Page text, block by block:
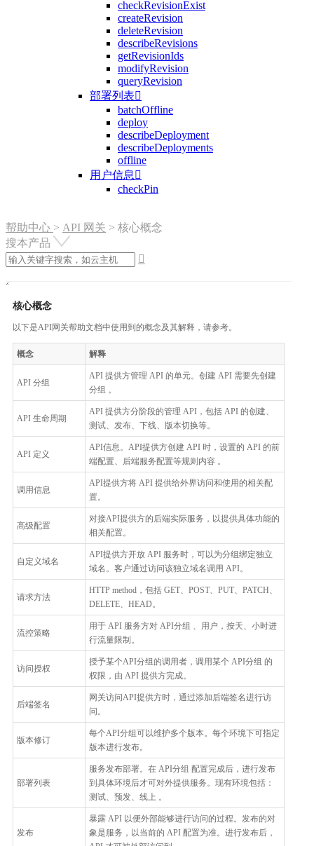
checkRevisionExist
createRevision
deleteRevision
describeRevisions
getRevisionIds
modifyRevision
queryRevision
部署列表
batchOffline
deploy
describeDeployment
describeDeployments
offline
用户信息 
checkPin
帮助中心 > API 网关 > 核心概念
搜本产品

核心概念
以下是API网关帮助文档中使用到的概念及其解释，请参考。
概念 解释
API 分组
API 提供方管理 API 的单元。创建 API 需要先创建
分组 。
API 生命周期
API 提供方分阶段的管理 API，包括 API 的创建、
测试、发布、下线、版本切换等。
API 定义
API信息。API提供方创建 API 时，设置的 API 的前
端配置、后端服务配置等规则内容 。
调用信息
API提供方将 API 提供给外界访问和使用的相关配
置。
高级配置
对接API提供方的后端实际服务，以提供具体功能的
相关配置。
自定义域名
API提供方开放 API 服务时，可以为分组绑定独立
域名。客户通过访问该独立域名调用 API。
请求方法
HTTP method，包括 GET、POST、PUT、PATCH、
DELETE、HEAD。
流控策略
用于 API 服务方对 API分组 、用户，按天、小时进
行流量限制。
访问授权
授予某个API分组的调用者，调用某个 API分组 的
权限，由 API 提供方完成。
后端签名
网关访问API提供方时，通过添加后端签名进行访
问。
版本修订
每个API分组可以维护多个版本。每个环境下可指定
版本进行发布。
部署列表
服务发布部署。在 API分组 配置完成后，进行发布
到具体环境后才可对外提供服务。现有环境包括：
测试、预发、线上 。
发布
暴露 API 以便外部能够进行访问的过程。发布的对
象是服务，以当前的 API 配置为准。进行发布后，